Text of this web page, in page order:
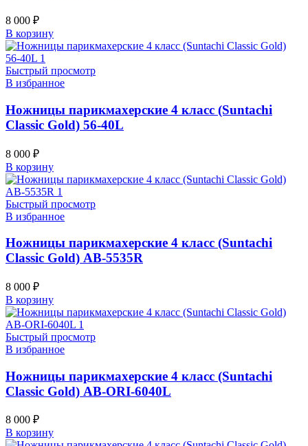
8 000 ₽
В корзину
Быстрый просмотр
В избранное
Ножницы парикмахерские 4 класс (Suntachi
Classic Gold) 56-40L
8 000 ₽
В корзину
Быстрый просмотр
В избранное
Ножницы парикмахерские 4 класс (Suntachi
Classic Gold) AB-5535R
8 000 ₽
В корзину
Быстрый просмотр
В избранное
Ножницы парикмахерские 4 класс (Suntachi
Classic Gold) AB-ORI-6040L
8 000 ₽
В корзину